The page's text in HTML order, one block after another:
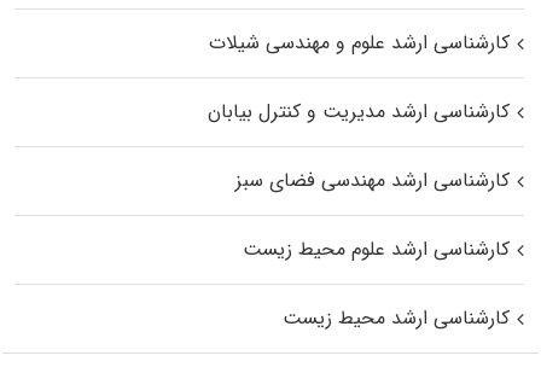
کارشناسی ارشد علوم و مهندسی شیلات
کارشناسی ارشد مدیریت و کنترل بیابان
کارشناسی ارشد مهندسی فضای سبز
کارشناسی ارشد علوم محیط‌ زیست
کارشناسی ارشد محیط زیست